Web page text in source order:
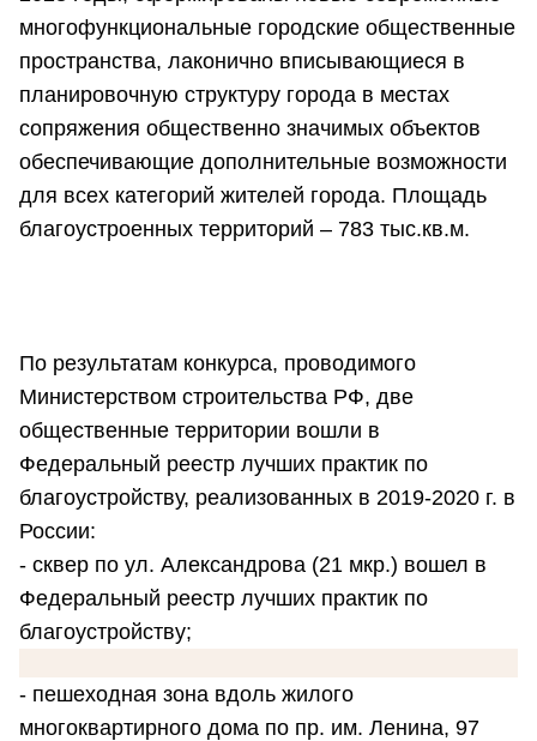
многофункциональные городские общественные
пространства, лаконично вписывающиеся в
планировочную структуру города в местах
сопряжения общественно значимых объектов
обеспечивающие дополнительные возможности
для всех категорий жителей города. Площадь
благоустроенных территорий – 783 тыс.кв.м.
По результатам конкурса, проводимого
Министерством строительства РФ, две
общественные территории вошли в
Федеральный реестр лучших практик по
благоустройству, реализованных в 2019-2020 г. в
России:
- сквер по ул. Александрова (21 мкр.) вошел в
Федеральный реестр лучших практик по
благоустройству;
- пешеходная зона вдоль жилого
многоквартирного дома по пр. им. Ленина, 97